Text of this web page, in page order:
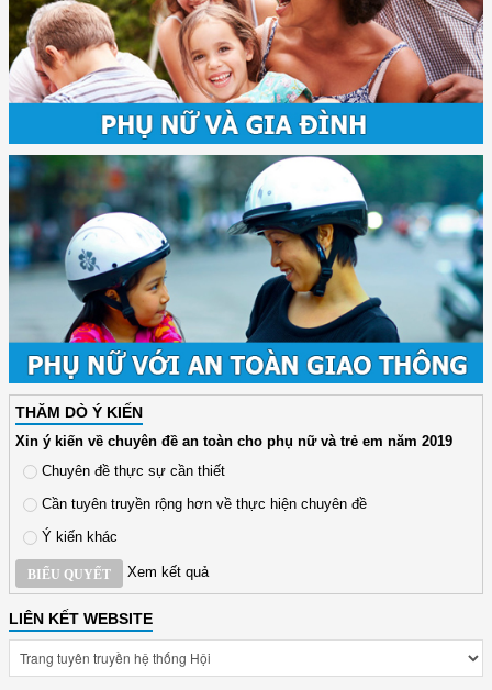
THĂM DÒ Ý KIẾN
Xin ý kiến về chuyên đề an toàn cho phụ nữ và trẻ em năm 2019
Chuyên đề thực sự cần thiết
Cần tuyên truyền rộng hơn về thực hiện chuyên đề
Ý kiến khác
BIỂU QUYẾT Xem kết quả
LIÊN KẾT WEBSITE